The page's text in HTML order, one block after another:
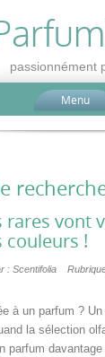
passionnément
Menu
rares vont
couleurs !
: Scentifolia
à un parfum ?
la sélection
parfum